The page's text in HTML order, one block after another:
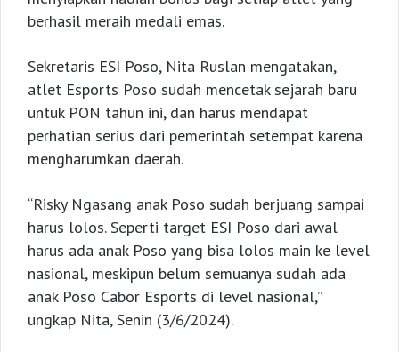
berhasil meraih medali emas.
Sekretaris ESI Poso, Nita Ruslan mengatakan,
atlet Esports Poso sudah mencetak sejarah baru
untuk PON tahun ini, dan harus mendapat
perhatian serius dari pemerintah setempat karena
mengharumkan daerah.
“Risky Ngasang anak Poso sudah berjuang sampai
harus lolos. Seperti target ESI Poso dari awal
harus ada anak Poso yang bisa lolos main ke level
nasional, meskipun belum semuanya sudah ada
anak Poso Cabor Esports di level nasional,”
ungkap Nita, Senin (3/6/2024).